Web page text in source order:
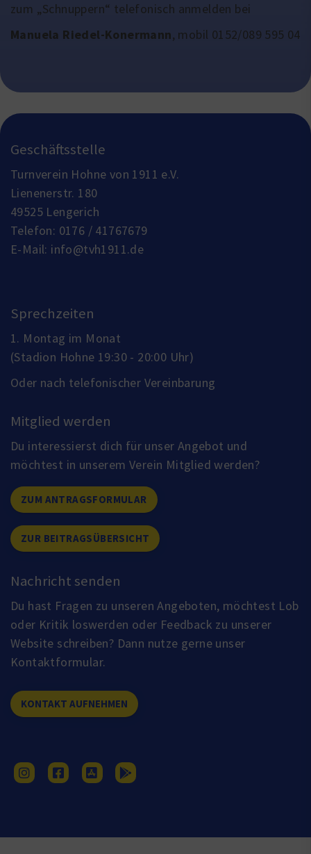
zum „Schnuppern“ telefonisch anmelden bei
Manuela Riedel-Konermann, mobil 0152/089 595 04
Geschäftsstelle
Turnverein Hohne von 1911 e.V.
Lienenerstr. 180
49525 Lengerich
Telefon: 0176 / 41767679
E-Mail: info@tvh1911.de
Sprechzeiten
1. Montag im Monat
(Stadion Hohne 19:30 - 20:00 Uhr)
Oder nach telefonischer Vereinbarung
Mitglied werden
Du interessierst dich für unser Angebot und
möchtest in unserem Verein Mitglied werden?
ZUM ANTRAGSFORMULAR
ZUR BEITRAGSÜBERSICHT
Nachricht senden
Du hast Fragen zu unseren Angeboten, möchtest Lob
oder Kritik loswerden oder Feedback zu unserer
Website schreiben? Dann nutze gerne unser
Kontaktformular.
KONTAKT AUFNEHMEN